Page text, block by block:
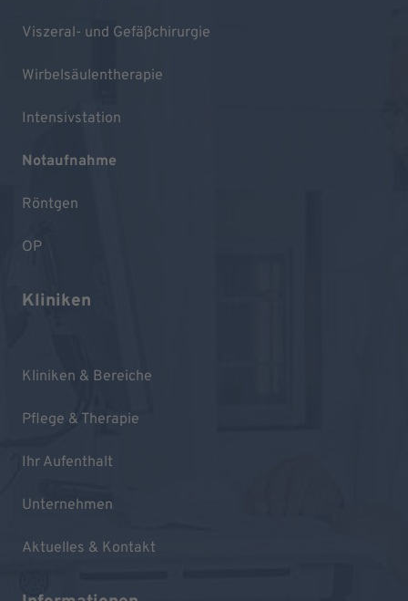
Viszeral- und Gefäßchirurgie
Wirbelsäulentherapie
Intensivstation
Notaufnahme
Röntgen
OP
Kliniken
Kliniken & Bereiche
Pflege & Therapie
Ihr Aufenthalt
Unternehmen
Aktuelles & Kontakt